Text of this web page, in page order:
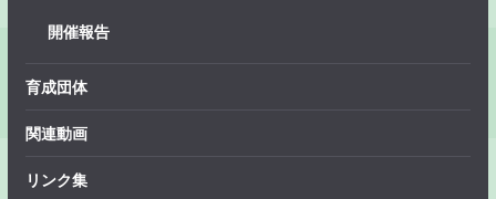
開催報告
育成団体
関連動画
リンク集